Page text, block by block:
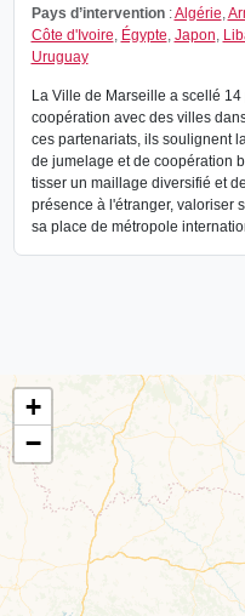
Pays d’intervention:Algérie,
Côte d'Ivoire, Égypte, Japon,
Uruguay
La Ville de Marseille a scellé
coopération avec des villes
ces partenariats, ils soulignent
de jumelage et de coopération
tisser un maillage diversifié et
présence à l'étranger, valoriser
sa place de métropole
+
−